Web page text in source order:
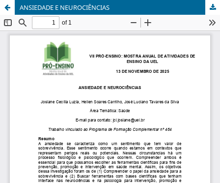
ANSIEDADE E NEUROCIÊNCIAS